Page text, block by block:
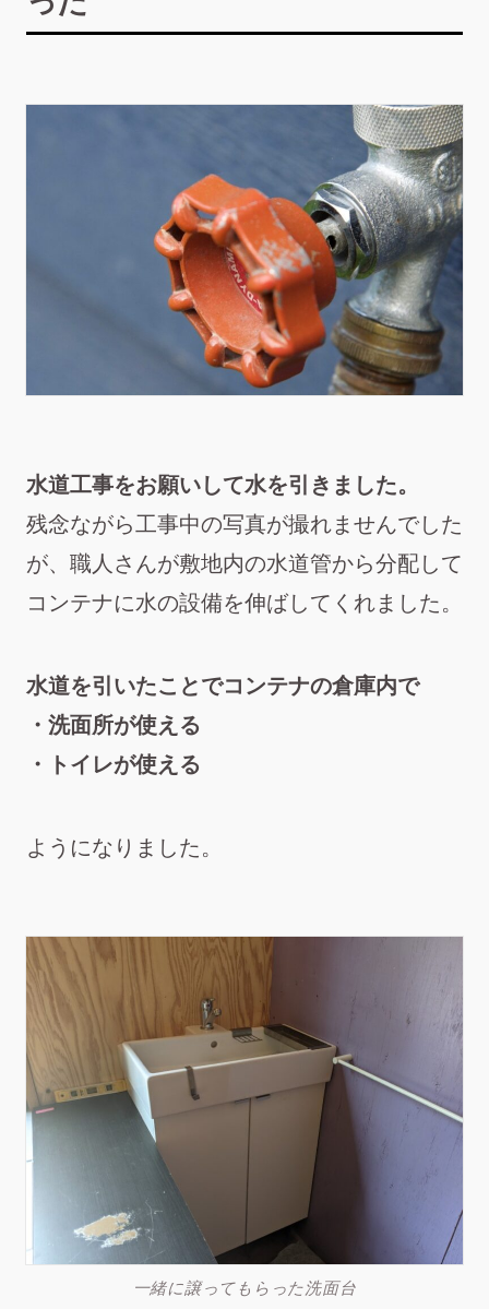
水道工事をお願いして水を引きました。
残念ながら工事中の写真が撮れませんでした
が、職人さんが敷地内の水道管から分配して
コンテナに水の設備を伸ばしてくれました。
水道を引いたことでコンテナの倉庫内で
・洗面所が使える
・トイレが使える
ようになりました。
一緒に譲ってもらった洗面台